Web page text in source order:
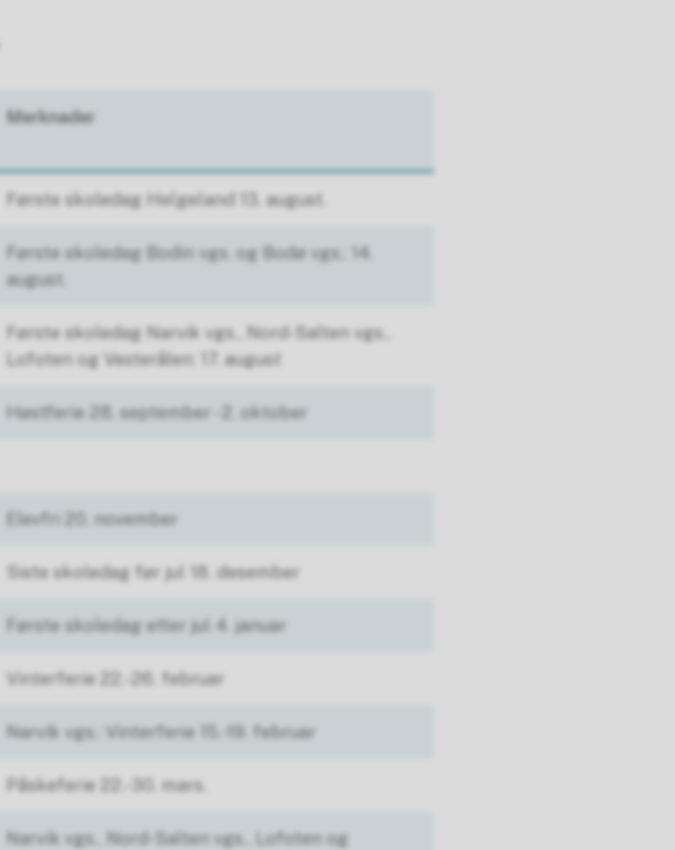
Merknader
Første skoledag Helgeland 13. august.
Første skoledag Bodin vgs. og Bodø vgs.: 14.
august.
Første skoledag Narvik vgs., Nord-Salten vgs.,
Lofoten og Vesterålen: 17. august
Høstferie 28. september - 2. oktober
Elevfri 20. november
Siste skoledag før jul 18. desember
Første skoledag etter jul 4. januar
Vinterferie 22.-26. februar
Narvik vgs.: Vinterferie 15.-19. februar
Påskeferie 22.-30. mars.
Narvik vgs., Nord-Salten vgs., Lofoten og